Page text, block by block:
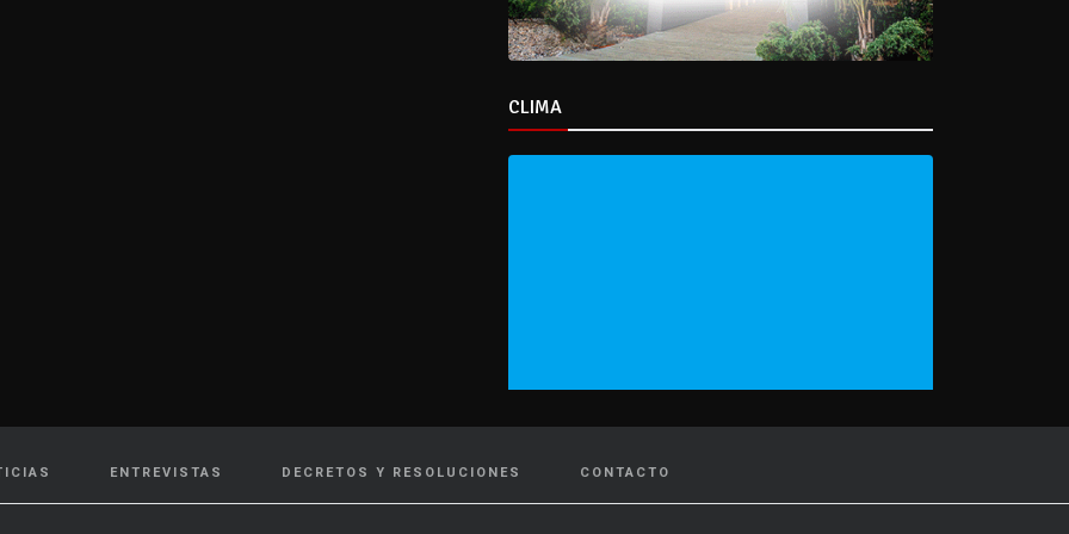
CLIMA
ENTREVISTAS DECRETOS Y RESOLUCIONES CONTACTO